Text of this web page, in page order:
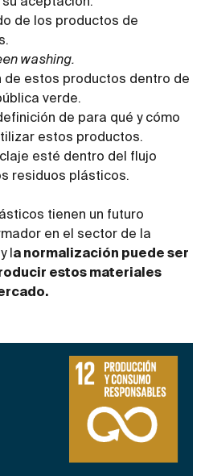
de los productos de
washing.
de estos productos dentro de
verde.
de para qué y cómo
estos productos.
esté dentro del flujo
residuos plásticos.
tienen un futuro
en el sector de la
l a normalización puede ser
estos materiales